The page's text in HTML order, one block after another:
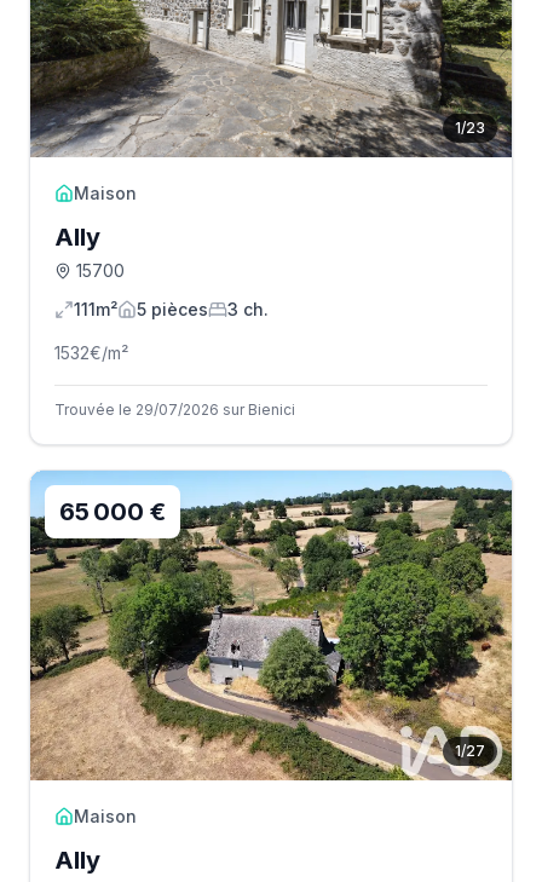
1/23
Maison
Ally
15700
111m²
5 pièces 3 ch.
1532€/m²
Trouvée le 29/07/2026 sur Bienici
1/27
65 000 €
Maison
Ally